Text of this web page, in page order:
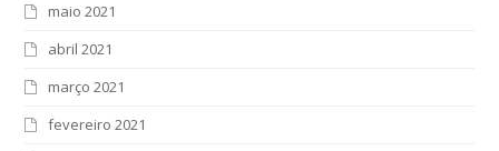
maio 2021
abril 2021
março 2021
fevereiro 2021